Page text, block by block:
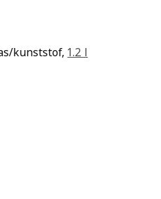
kunststof, 1.2 l
Totaal beoordelingen: 186